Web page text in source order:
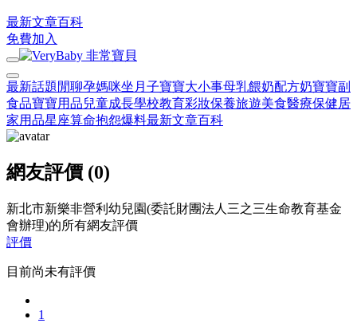
最新文章百科
免費加入
最新話題 閒聊孕媽咪坐月子寶寶大小事母乳餵奶配方奶寶寶副
食品寶寶用品兒童成長學校教育彩妝保養旅遊美食醫療保健居
家用品星座算命抱怨爆料最新文章百科
網友評價 (0)
新北市新樂非營利幼兒園(委託財團法人三之三生命教育基金
會辦理)的所有網友評價
評價
目前尚未有評價
1